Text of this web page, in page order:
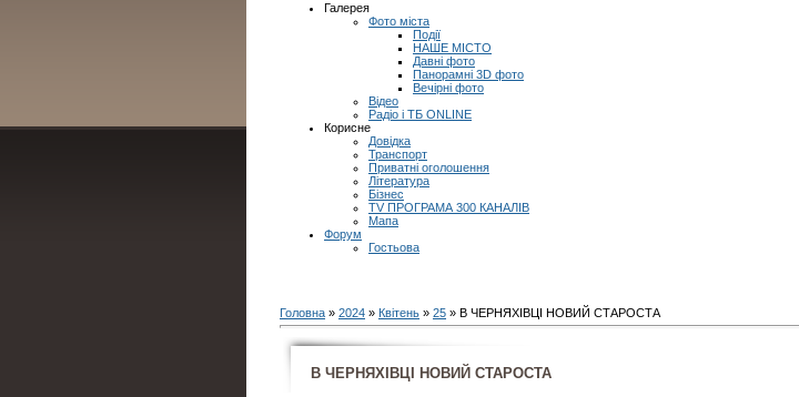
Галерея
Фото міста
Події
НАШЕ МІСТО
Давні фото
Панорамні 3D фото
Вечірні фото
Відео
Радіо і ТБ ONLINE
Корисне
Довідка
Транспорт
Приватні оголошення
Література
Бізнес
TV ПРОГРАМА 300 КАНАЛІВ
Мапа
Форум
Гостьова
Головна » 2024 » Квітень » 25 » В ЧЕРНЯХІВЦІ НОВИЙ СТАРОСТА
В ЧЕРНЯХІВЦІ НОВИЙ СТАРОСТА